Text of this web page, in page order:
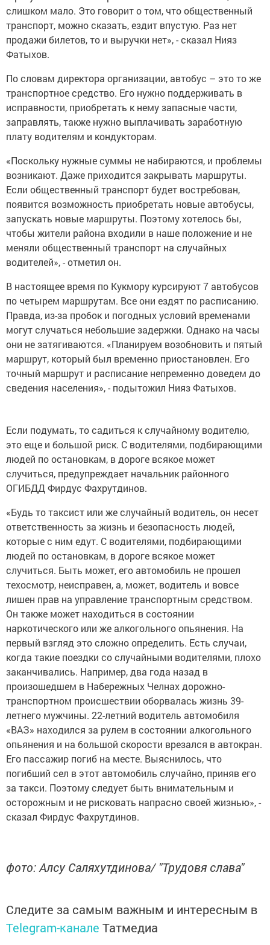
слишком мало. Это говорит о том, что общественный
транспорт, можно сказать, ездит впустую. Раз нет
продажи билетов, то и выручки нет», - сказал Нияз
Фатыхов.
По словам директора организации, автобус – это то же
транспортное средство. Его нужно поддерживать в
исправности, приобретать к нему запасные части,
заправлять, также нужно выплачивать заработную
плату водителям и кондукторам.
«Поскольку нужные суммы не набираются, и проблемы
возникают. Даже приходится закрывать маршруты.
Если общественный транспорт будет востребован,
появится возможность приобретать новые автобусы,
запускать новые маршруты. Поэтому хотелось бы,
чтобы жители района входили в наше положение и не
меняли общественный транспорт на случайных
водителей», - отметил он.
В настоящее время по Кукмору курсируют 7 автобусов
по четырем маршрутам. Все они ездят по расписанию.
Правда, из-за пробок и погодных условий временами
могут случаться небольшие задержки. Однако на часы
они не затягиваются. «Планируем возобновить и пятый
маршрут, который был временно приостановлен. Его
точный маршрут и расписание непременно доведем до
сведения населения», - подытожил Нияз Фатыхов.
Если подумать, то садиться к случайному водителю,
это еще и большой риск. С водителями, подбирающими
людей по остановкам, в дороге всякое может
случиться, предупреждает начальник районного
ОГИБДД Фирдус Фахрутдинов.
«Будь то таксист или же случайный водитель, он несет
ответственность за жизнь и безопасность людей,
которые с ним едут. С водителями, подбирающими
людей по остановкам, в дороге всякое может
случиться. Быть может, его автомобиль не прошел
техосмотр, неисправен, а, может, водитель и вовсе
лишен прав на управление транспортным средством.
Он также может находиться в состоянии
наркотического или же алкогольного опьянения. На
первый взгляд это сложно определить. Есть случаи,
когда такие поездки со случайными водителями, плохо
заканчивались. Например, два года назад в
произошедшем в Набережных Челнах дорожно-
транспортном происшествии оборвалась жизнь 39-
летнего мужчины. 22-летний водитель автомобиля
«ВАЗ» находился за рулем в состоянии алкогольного
опьянения и на большой скорости врезался в автокран.
Его пассажир погиб на месте. Выяснилось, что
погибший сел в этот автомобиль случайно, приняв его
за такси. Поэтому следует быть внимательным и
осторожным и не рисковать напрасно своей жизнью», -
сказал Фирдус Фахрутдинов.
фото: Алсу Саляхутдинова/ "Трудовя слава"
Следите за самым важным и интересным в
Telegram-канале Татмедиа